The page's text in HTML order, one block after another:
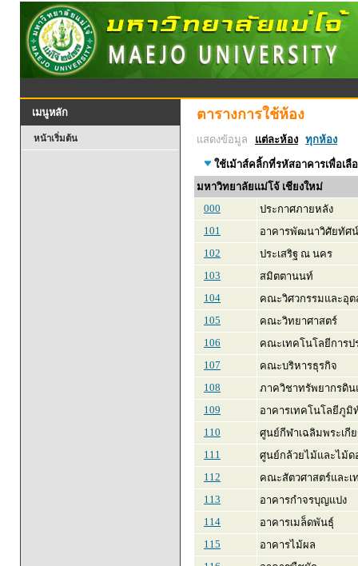
เมนูหลัก
หน้าเริ่มต้น
ตารางการใช้ห้อง
แสดงข้อมูล แต่ละห้อง ทุกห้อง
ใช้เม้าส์คลิ้กที่รหัสอาคารเพื่อเลื
มหาวิทยาลัยแม่โจ้ เชียงใหม่
000
ประกาศภายหลัง
101
อาคารพัฒนาวิศัยทัศน์
102
ประเสริฐ ณ นคร
103
สมิตตานนท์
104
คณะวิศวกรรมและอุต
105
คณะวิทยาศาสตร์
106
คณะเทคโนโลยีการป
107
คณะบริหารธุรกิจ
108
ภาควิชาทรัพยากรดิน
109
อาคารเทคโนโลยีภูมิ
110
ศูนย์กีฬาเฉลิมพระเกี
111
ศูนย์กล้วยไม้และไม้ด
112
คณะสัตวศาสตร์และเ
113
อาคารกำจรบุญแปง
114
อาคารเมล็ดพันธุ์
115
อาคารไม้ผล